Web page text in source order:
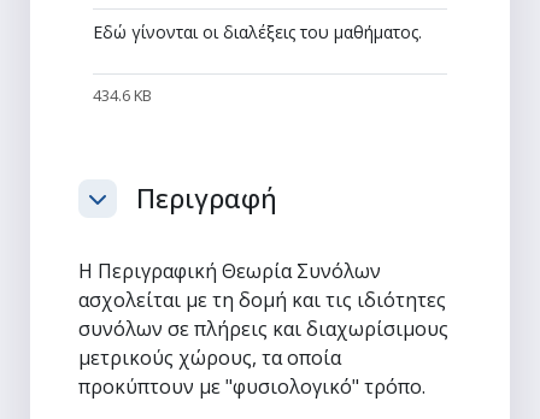
Εδώ γίνονται οι διαλέξεις του μαθήματος.
434.6 KB
ΣύμπτυξηΠεριγραφή
Η Περιγραφική Θεωρία Συνόλων
ασχολείται με τη δομή και τις ιδιότητες
συνόλων σε πλήρεις και διαχωρίσιμους
μετρικούς χώρους, τα οποία
προκύπτουν με "φυσιολογικό" τρόπο.